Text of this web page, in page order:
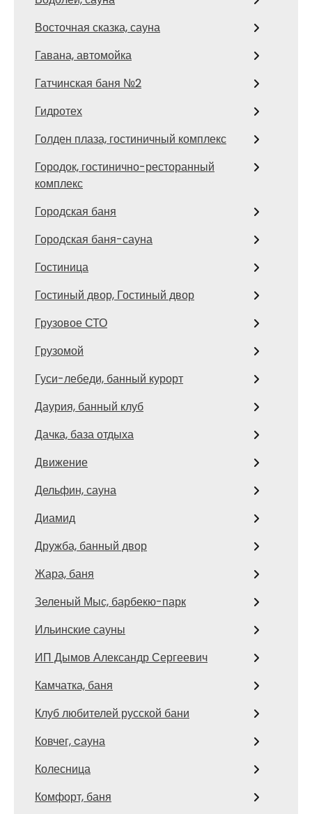
Восточная сказка, сауна
Гавана, автомойка
Гатчинская баня №2
Гидротех
Голден плаза, гостиничный комплекс
Городок, гостинично-ресторанный
комплекс
Городская баня
Городская баня-сауна
Гостиница
Гостиный двор, Гостиный двор
Грузовое СТО
Грузомой
Гуси-лебеди, банный курорт
Даурия, банный клуб
Дачка, база отдыха
Движение
Дельфин, сауна
Диамид
Дружба, банный двор
Жара, баня
Зеленый Мыс, барбекю-парк
Ильинские сауны
ИП Дымов Александр Сергеевич
Камчатка, баня
Клуб любителей русской бани
Ковчег, cауна
Колесница
Комфорт, баня